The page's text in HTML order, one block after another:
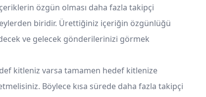
özgün olması daha fazla takipçi
biridir. Ürettiğiniz içeriğin özgünlüğü
ve gelecek gönderilerinizi görmek
kitleniz varsa tamamen hedef kitlenize
Böylece kısa sürede daha fazla takipçi